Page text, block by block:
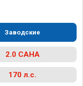
Заводские
2.0 CAHA
170 л.с.